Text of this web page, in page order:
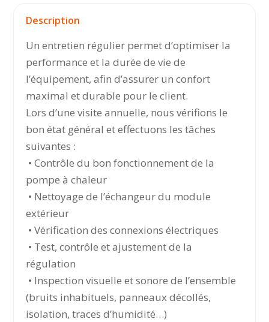
Description
Un entretien régulier permet d’optimiser la
performance et la durée de vie de
l’équipement, afin d’assurer un confort
maximal et durable pour le client.
Lors d’une visite annuelle, nous vérifions le
bon état général et effectuons les tâches
suivantes :
• Contrôle du bon fonctionnement de la
pompe à chaleur
• Nettoyage de l’échangeur du module
extérieur
• Vérification des connexions électriques
• Test, contrôle et ajustement de la
régulation
• Inspection visuelle et sonore de l’ensemble
(bruits inhabituels, panneaux décollés,
isolation, traces d’humidité…)